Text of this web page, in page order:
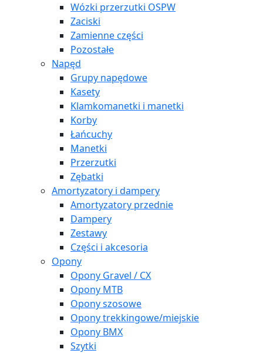
Wózki przerzutki OSPW
Zaciski
Zamienne części
Pozostałe
Napęd
Grupy napędowe
Kasety
Klamkomanetki i manetki
Korby
Łańcuchy
Manetki
Przerzutki
Zębatki
Amortyzatory i dampery
Amortyzatory przednie
Dampery
Zestawy
Części i akcesoria
Opony
Opony Gravel / CX
Opony MTB
Opony szosowe
Opony trekkingowe/miejskie
Opony BMX
Szytki